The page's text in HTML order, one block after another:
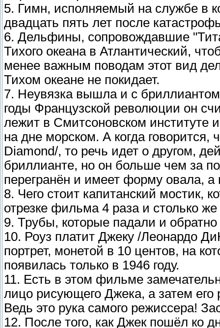
5. Гимн, исполняемый на службе в
двадцать пять лет после
6. Дельфины, сопровождавшие
Тихого океана в Атлантический,
менее важным поводам этот вид
Тихом океане не покидает.
7. Неувязка вышла и с
годы Французской революции он
лежит в Смитсоновском институте
на дне морском. А когда
Diamond/, то речь идет о другом,
бриллианте, но он больше чем за
перегранён и имеет форму овала, а
8. Чего стоит капитанский мостик,
отрезке фильма 4 раза и столько
9. Трубы, которые падали и
10. Роуз платит Джеку /Леонардо
портрет, монетой в 10 центов, на
появилась только в 1946 году.
11. Есть в этом фильме
лицо рисующего Джека, а затем
Ведь это рука самого режиссера!
12. После того, как Джек пошёл ко